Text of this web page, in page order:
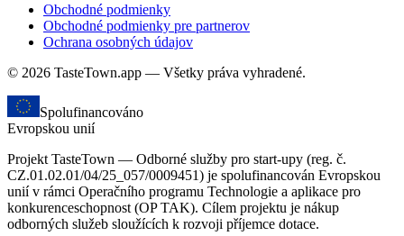
Obchodné podmienky
Obchodné podmienky pre partnerov
Ochrana osobných údajov
© 2026 TasteTown.app — Všetky práva vyhradené.
Spolufinancováno
Evropskou unií
Projekt TasteTown — Odborné služby pro start-upy (reg. č.
CZ.01.02.01/04/25_057/0009451) je spolufinancován Evropskou
unií v rámci Operačního programu Technologie a aplikace pro
konkurenceschopnost (OP TAK). Cílem projektu je nákup
odborných služeb sloužících k rozvoji příjemce dotace.